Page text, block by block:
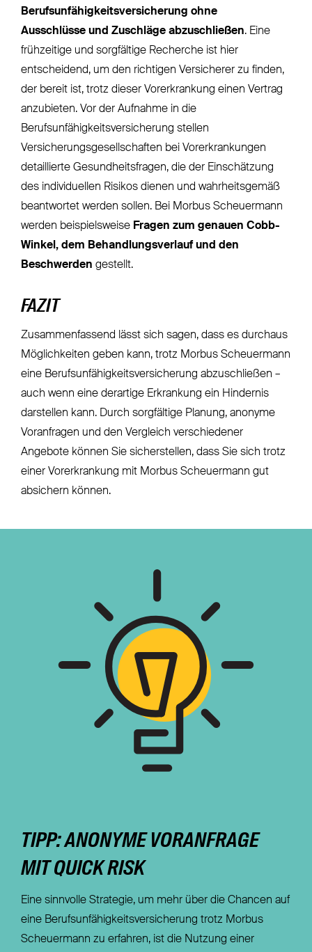
Berufsunfähigkeitsversicherung ohne
Ausschlüsse und Zuschläge abzuschließen. Eine
frühzeitige und sorgfältige Recherche ist hier
entscheidend, um den richtigen Versicherer zu finden,
der bereit ist, trotz dieser Vorerkrankung einen Vertrag
anzubieten. Vor der Aufnahme in die
Berufsunfähigkeitsversicherung stellen
Versicherungsgesellschaften bei Vorerkrankungen
detaillierte Gesundheitsfragen, die der Einschätzung
des individuellen Risikos dienen und wahrheitsgemäß
beantwortet werden sollen. Bei Morbus Scheuermann
werden beispielsweise Fragen zum genauen Cobb-
Winkel, dem Behandlungsverlauf und den
Beschwerden gestellt.
FAZIT
Zusammenfassend lässt sich sagen, dass es durchaus
Möglichkeiten geben kann, trotz Morbus Scheuermann
eine Berufsunfähigkeitsversicherung abzuschließen –
auch wenn eine derartige Erkrankung ein Hindernis
darstellen kann. Durch sorgfältige Planung, anonyme
Voranfragen und den Vergleich verschiedener
Angebote können Sie sicherstellen, dass Sie sich trotz
einer Vorerkrankung mit Morbus Scheuermann gut
absichern können.
TIPP: ANONYME VORANFRAGE
MIT QUICK RISK
Eine sinnvolle Strategie, um mehr über die Chancen auf
eine Berufsunfähigkeitsversicherung trotz Morbus
Scheuermann zu erfahren, ist die Nutzung einer